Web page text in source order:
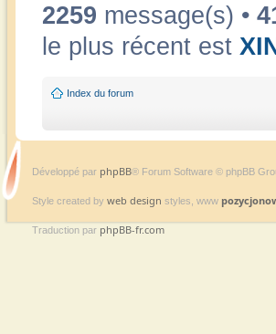
2259 message(s) •
le plus récent est
Index du forum
Développé par phpBB® Forum Software © phpBB
Style created by web design styles, www
Traduction par phpBB-fr.com